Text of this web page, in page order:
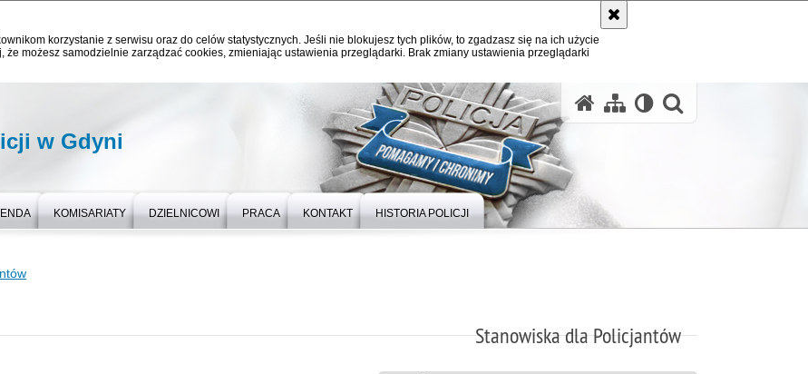
korzystanie z serwisu oraz do celów statystycznych. Jeśli nie blokujesz tych plików, to zgadzasz się na ich użycie
możesz samodzielnie zarządzać cookies, zmieniając ustawienia przeglądarki. Brak zmiany ustawienia przeglądarki
w Gdyni
KOMISARIATY DZIELNICOWI PRACA KONTAKT HISTORIA POLICJI
Stanowiska dla Policjantów